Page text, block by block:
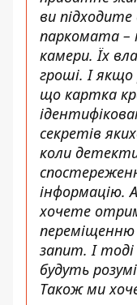
ви
паркомата –
камери. Їх
гроші. І
що картка
секретів
коли
інформацію.
хочете
переміщенню
запит. І тоді
будуть
Також ми